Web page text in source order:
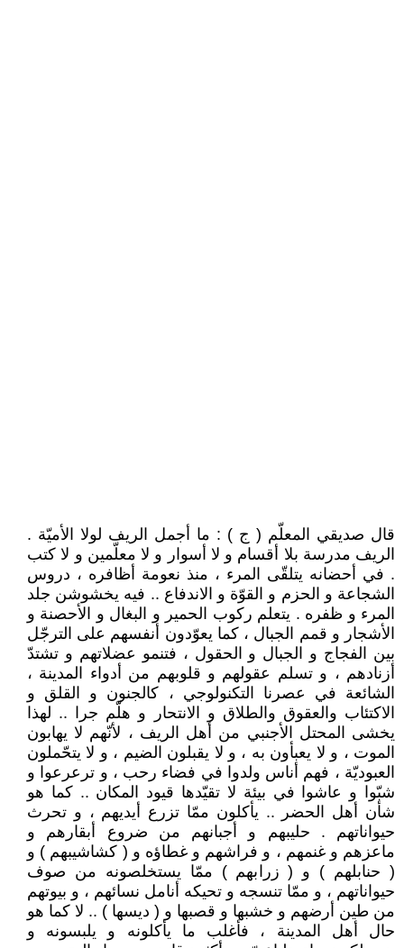
قال صديقي المعلّم ( ج ) : ما أجمل الريف لولا الأميّة .
الريف مدرسة بلا أقسام و لا أسوار و لا معلّمين و لا كتب
. في أحضانه يتلقّى المرء ، منذ نعومة أظافره ، دروس
الشجاعة و الحزم و القوّة و الاندفاع .. فيه يخشوشن جلد
المرء و ظفره . يتعلم ركوب الحمير و البغال و الأحصنة و
الأشجار و قمم الجبال ، كما يعوّدون أنفسهم على الترجّل
بين الفجاج و الجبال و الحقول ، فتنمو عضلاتهم و تشتدّ
أزنادهم ، و تسلم عقولهم و قلوبهم من أدواء المدينة ،
الشائعة في عصرنا التكنولوجي ، كالجنون و القلق و
الاكتئاب والعقوق والطلاق و الانتحار و هلّم جرا .. لهذا
يخشى المحتل الأجنبي من أهل الريف ، لأنّهم لا يهابون
الموت ، و لا يعبأون به ، و لا يقبلون الضيم ، و لا يتحّملون
العبوديّة ، فهم أناس ولدوا في فضاء رحب ، و ترعرعوا و
شبّوا و عاشوا في بيئة لا تقيّدها قيود المكان .. كما هو
شأن أهل الحضر .. يأكلون ممّا تزرع أيديهم ، و تحرث
حيواناتهم . حليبهم و أجبانهم من ضروع أبقارهم و
ماعزهم و غنمهم ، و فراشهم و غطاؤه و ( كشاشيبهم ) و
( حنابلهم ) و ( زرابهم ) ممّا يستخلصونه من صوف
حيواناتهم ، و ممّا تنسجه و تحيكه أنامل نسائهم ، و بيوتهم
من طين أرضهم و خشبها و قصبها و ( ديسها ) .. لا كما هو
حال أهل المدينة ، فأغلب ما يأكلونه و يلبسونه و